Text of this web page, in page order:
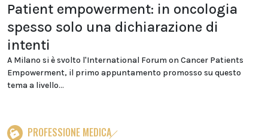
Patient empowerment: in oncologia
spesso solo una dichiarazione di
intenti
A Milano si è svolto l'International Forum on Cancer Patients
Empowerment, il primo appuntamento promosso su questo
tema a livello...
PROFESSIONE MEDICA